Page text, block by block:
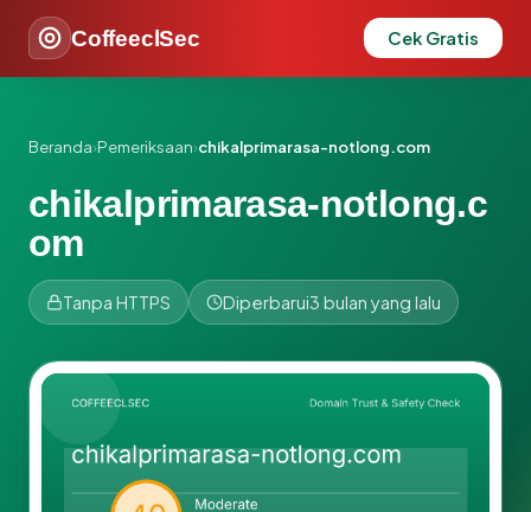
CoffeeclSec Cek Gratis
Beranda›Pemeriksaan›chikalprimarasa-notlong.com
chikalprimarasa-notlong.c
om
Tanpa HTTPS Diperbarui3 bulan yang lalu